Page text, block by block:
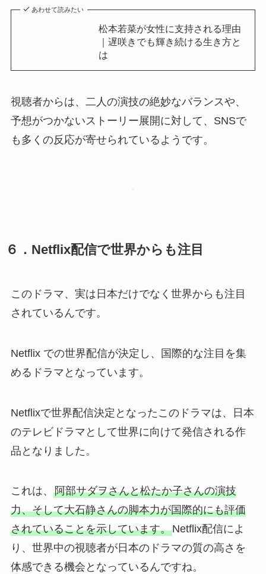
あわせて読みたい
松本若菜が女性に支持される理由
｜遅咲きでも輝き続ける生き方と
は
視聴者からは、二人の演技の絶妙なバランスや、
予想がつかないストーリー展開に対して、SNSで
も多くの反応が寄せられているようです。
６．Netflix配信で世界からも注目
このドラマ、実は日本だけでなく世界からも注目
されているんです。
Netflix での世界配信が決定し、国際的な注目を集
めるドラマとなっています。
Netflixで世界配信決定となったこのドラマは、日本
のテレビドラマとして世界に向けて発信される作
品となりました。
これは、 阿部サダヲさんと松たか子さんの演技
力、そして大石静さんの脚本力が国際的にも評価
されていることを示しています。Netflix配信によ
り、世界中の視聴者が日本のドラマの質の高さを
体感できる機会となっているんですね。